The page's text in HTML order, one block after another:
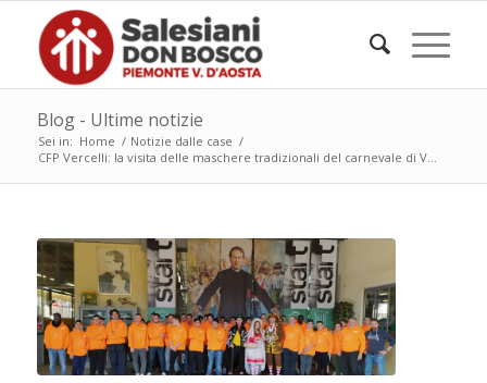
Blog - Ultime notizie
Sei in: Home / Notizie dalle case /
CFP Vercelli: la visita delle maschere tradizionali del carnevale di V...